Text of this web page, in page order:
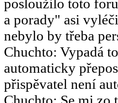
posloužilo toto
a porady" asi
nebylo by třeba
Chuchto: Vypadá
automaticky
přispěvatel není